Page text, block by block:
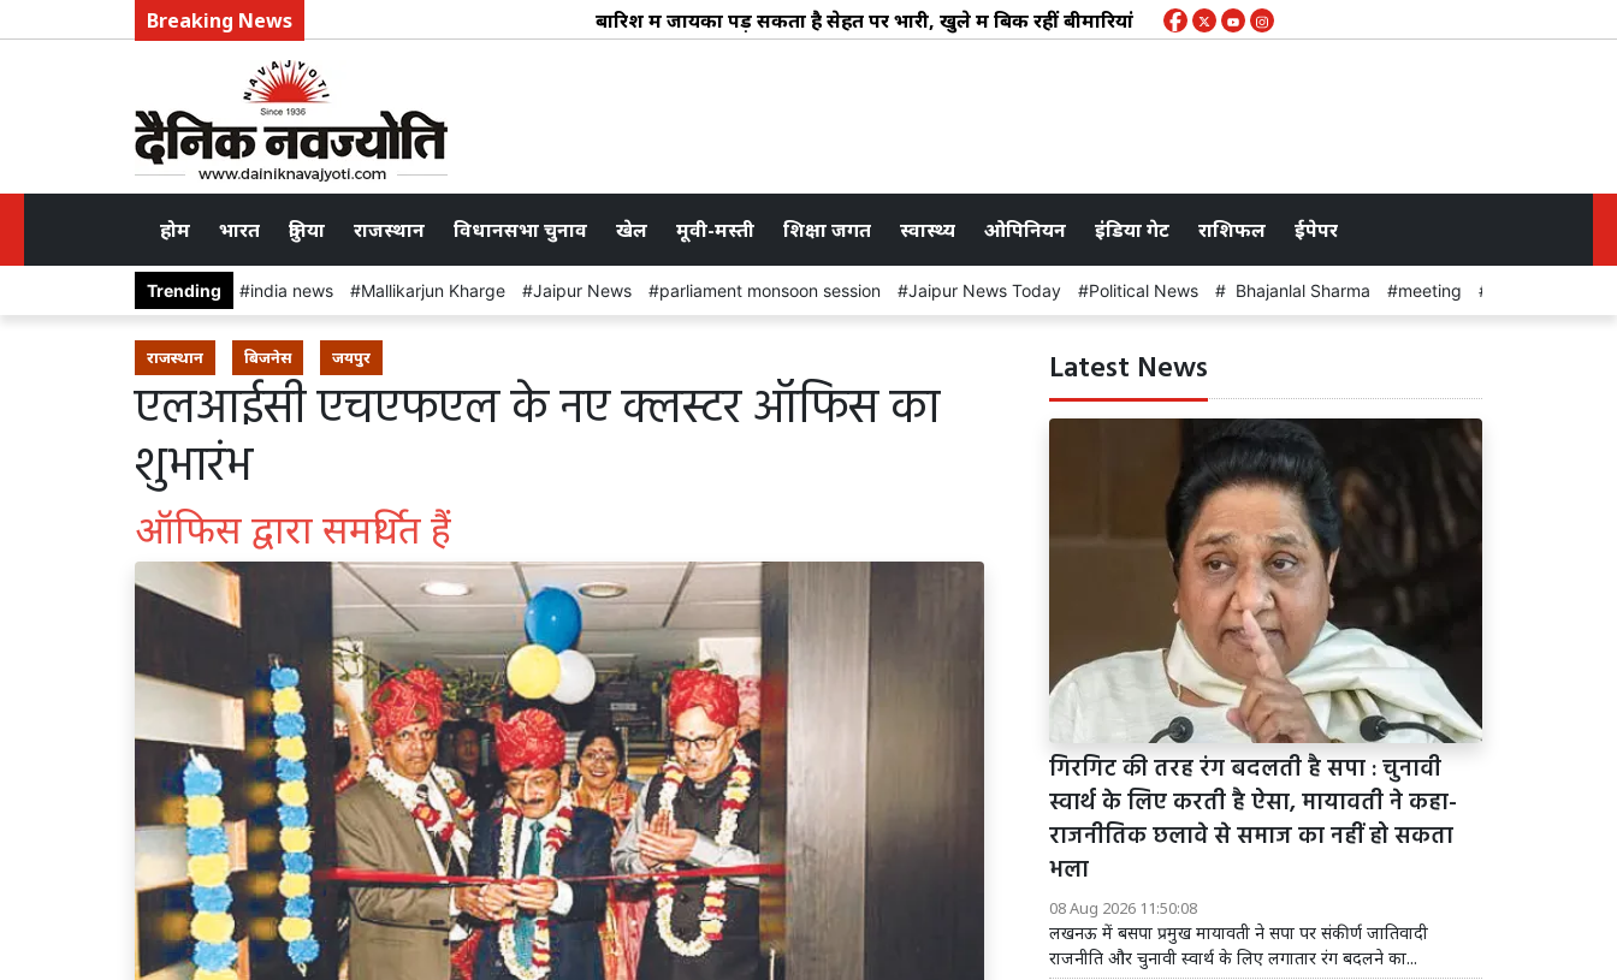
Breaking News बारिश में जायका पड़ सकता है सेहत पर भारी, खुले में बिक रहीं बीमारियां निकाय चुनाव में महिलाओं को 33 फीसदी ही आरक्षण : नगर
होम भारत दुनिया राजस्थान विधानसभा चुनाव खेल मूवी-मस्ती शिक्षा जगत स्वास्थ्य ओपिनियन इंडिया गेट राशिफल ईपेपर
Trending india news Mallikarjun Kharge Jaipur News parliament monsoon session Jaipur News Today Political News Bhajanlal Sharma meeting
राजस्थान बिजनेस जयपुर
एलआईसी एचएफएल के नए क्लस्टर ऑफिस का
शुभारंभ
ऑफिस द्वारा समर्थित हैं
Latest News
गिरगिट की तरह रंग बदलती है सपा : चुनावी
स्वार्थ के लिए करती है ऐसा, मायावती ने कहा-
राजनीतिक छलावे से समाज का नहीं हो सकता
भला
08 Aug 2026 11:50:08
लखनऊ में बसपा प्रमुख मायावती ने सपा पर संकीर्ण जातिवादी
राजनीति और चुनावी स्वार्थ के लिए लगातार रंग बदलने का...